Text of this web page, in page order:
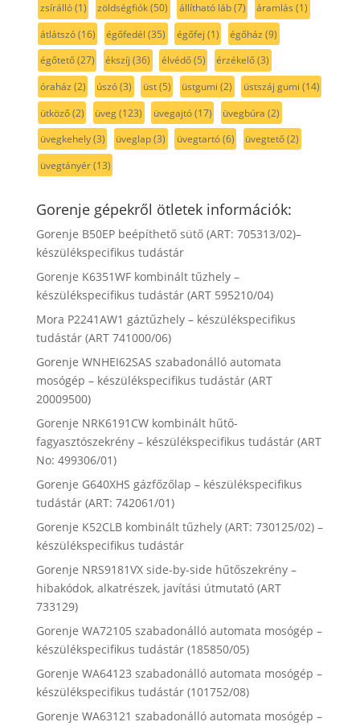
zsírálló(1) zöldségfiók(50) állítható láb(7) áramlás (1)
átlátszó(16) égőfedél (35) égőfej (1) égőház (9)
égőtető(27) ékszíj (36) élvédő(5) érzékelő(3)
óraház (2) úszó(3) üst(5) üstgumi (2) üstszáj gumi (14)
ütköző(2) üveg(123) üvegajtó(17) üvegbúra (2)
üvegkehely(3) üveglap(3) üvegtartó(6) üvegtető(2)
üvegtányér(13)
Gorenje gépekről ötletek információk:
Gorenje B50EP beépíthető sütő (ART: 705313/02)–
készülékspecifikus tudástár
Gorenje K6351WF kombinált tűzhely –
készülékspecifikus tudástár (ART 595210/04)
Mora P2241AW1 gáztűzhely – készülékspecifikus
tudástár (ART 741000/06)
Gorenje WNHEI62SAS szabadonálló automata
mosógép – készülékspecifikus tudástár (ART
20009500)
Gorenje NRK6191CW kombinált hűtő-
fagyasztószekrény – készülékspecifikus tudástár (ART
No: 499306/01)
Gorenje G640XHS gázfőzőlap – készülékspecifikus
tudástár (ART: 742061/01)
Gorenje K52CLB kombinált tűzhely (ART: 730125/02) –
készülékspecifikus tudástár
Gorenje NRS9181VX side-by-side hűtőszekrény –
hibakódok, alkatrészek, javítási útmutató (ART
733129)
Gorenje WA72105 szabadonálló automata mosógép –
készülékspecifikus tudástár (185850/05)
Gorenje WA64123 szabadonálló automata mosógép –
készülékspecifikus tudástár (101752/08)
Gorenje WA63121 szabadonálló automata mosógép –